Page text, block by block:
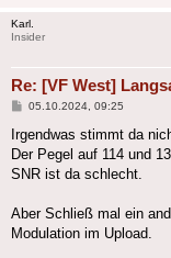
Karl.
Insider
Re: [VF West]
Beitrag
05.10.2024, 09:25
Irgendwas stimmt da
Der Pegel auf 114 und
SNR ist da schlecht.
Aber Schließ mal ein
Modulation im Upload.